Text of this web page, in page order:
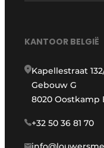
KANTOOR BELGIË
Kapellestraat
Gebouw G
8020 Oostkamp
+32 50 36 81 70